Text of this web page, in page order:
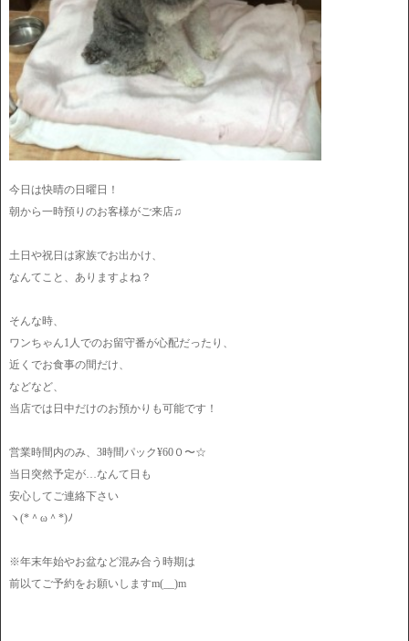
今日は快晴の日曜日！
朝から一時預りのお客様がご来店♫
土日や祝日は家族でお出かけ、
なんてこと、ありますよね？
そんな時、
ワンちゃん1人でのお留守番が心配だったり、
近くでお食事の間だけ、
などなど、
当店では日中だけのお預かりも可能です！
営業時間内のみ、3時間パック¥60０〜☆
当日突然予定が…なんて日も
安心してご連絡下さい
ヽ(*＾ω＾*)ﾉ
※年末年始やお盆など混み合う時期は
前以てご予約をお願いしますm(__)m